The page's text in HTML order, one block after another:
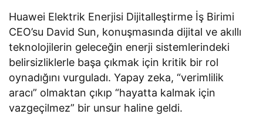
Huawei Elektrik Enerjisi Dijitalleştirme İş Birimi
CEO’su David Sun, konuşmasında dijital ve akıllı
teknolojilerin geleceğin enerji sistemlerindeki
belirsizliklerle başa çıkmak için kritik bir rol
oynadığını vurguladı. Yapay zeka, “verimlilik
aracı” olmaktan çıkıp “hayatta kalmak için
vazgeçilmez” bir unsur haline geldi.